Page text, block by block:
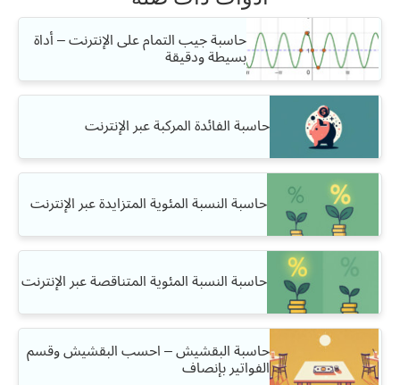
حاسبة جيب التمام على الإنترنت – أداة
بسيطة ودقيقة
حاسبة الفائدة المركبة عبر الإنترنت
حاسبة النسبة المئوية المتزايدة عبر الإنترنت
حاسبة النسبة المئوية المتناقصة عبر الإنترنت
حاسبة البقشيش – احسب البقشيش وقسم
الفواتير بإنصاف